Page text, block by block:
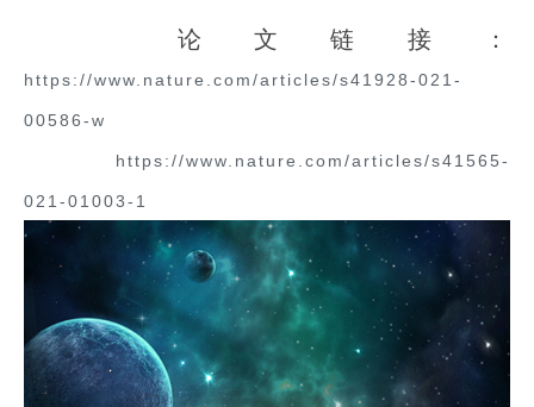
论文链接：
https://www.nature.com/articles/s41928-021-
00586-w
https://www.nature.com/articles/s41565-
021-01003-1